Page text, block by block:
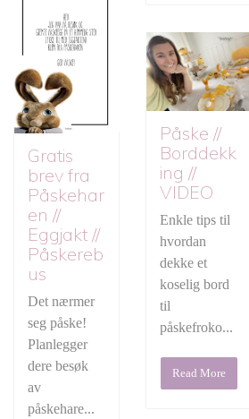
Gratis
brev fra
Påskehar
en //
Eggjakt //
Påskereb
us
Det nærmer
seg påske!
Planlegger
dere besøk
av
påskehare...
Påske //
Borddekk
ing //
VIDEO
Enkle tips til
hvordan
dekke et
koselig bord
til
påskefroko...
Read More